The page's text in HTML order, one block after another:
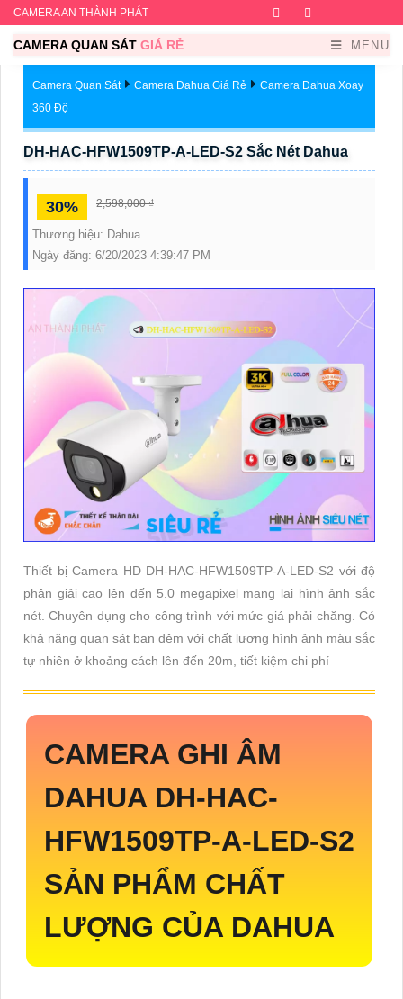
CAMERA AN THÀNH PHÁT Facebook
CAMERA QUAN SÁT GIÁ RẺ MENU
Camera Quan Sát Camera Dahua Giá Rẻ
Camera Dahua Xoay
360 Độ
DH-HAC-HFW1509TP-A-LED-S2 Sắc Nét Dahua
30% 2,598,000 ₫
Thương hiệu: Dahua
Ngày đăng: 6/20/2023 4:39:47 PM
Thiết bị Camera HD DH-HAC-HFW1509TP-A-LED-S2 với độ
phân giải cao lên đến 5.0 megapixel mang lại hình ảnh sắc
nét. Chuyên dụng cho công trình với mức giá phải chăng. Có
khả năng quan sát ban đêm với chất lượng hình ảnh màu sắc
tự nhiên ở khoảng cách lên đến 20m, tiết kiệm chi phí
CAMERA GHI ÂM
DAHUA DH-HAC-
HFW1509TP-A-LED-S2
SẢN PHẨM CHẤT
LƯỢNG CỦA DAHUA